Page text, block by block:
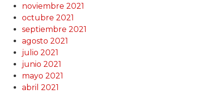
noviembre 2021
octubre 2021
septiembre 2021
agosto 2021
julio 2021
junio 2021
mayo 2021
abril 2021